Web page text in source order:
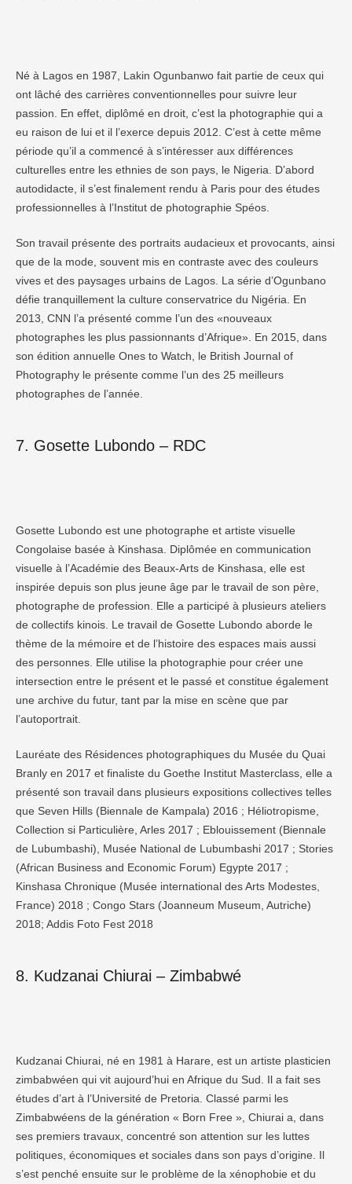
Né à Lagos en 1987, Lakin Ogunbanwo fait partie de ceux qui
ont lâché des carrières conventionnelles pour suivre leur
passion. En effet, diplômé en droit, c’est la photographie qui a
eu raison de lui et il l’exerce depuis 2012. C’est à cette même
période qu’il a commencé à s’intéresser aux différences
culturelles entre les ethnies de son pays, le Nigeria. D’abord
autodidacte, il s’est finalement rendu à Paris pour des études
professionnelles à l’Institut de photographie Spéos.
Son travail présente des portraits audacieux et provocants, ainsi
que de la mode, souvent mis en contraste avec des couleurs
vives et des paysages urbains de Lagos. La série d’Ogunbano
défie tranquillement la culture conservatrice du Nigéria. En
2013, CNN l’a présenté comme l’un des «nouveaux
photographes les plus passionnants d’Afrique». En 2015, dans
son édition annuelle Ones to Watch, le British Journal of
Photography le présente comme l’un des 25 meilleurs
photographes de l’année.
7. Gosette Lubondo – RDC
Gosette Lubondo est une photographe et artiste visuelle
Congolaise basée à Kinshasa. Diplômée en communication
visuelle à l’Académie des Beaux-Arts de Kinshasa, elle est
inspirée depuis son plus jeune âge par le travail de son père,
photographe de profession. Elle a participé à plusieurs ateliers
de collectifs kinois. Le travail de Gosette Lubondo aborde le
thème de la mémoire et de l’histoire des espaces mais aussi
des personnes. Elle utilise la photographie pour créer une
intersection entre le présent et le passé et constitue également
une archive du futur, tant par la mise en scène que par
l’autoportrait.
Lauréate des Résidences photographiques du Musée du Quai
Branly en 2017 et finaliste du Goethe Institut Masterclass, elle a
présenté son travail dans plusieurs expositions collectives telles
que Seven Hills (Biennale de Kampala) 2016 ; Héliotropisme,
Collection si Particulière, Arles 2017 ; Eblouissement (Biennale
de Lubumbashi), Musée National de Lubumbashi 2017 ; Stories
(African Business and Economic Forum) Egypte 2017 ;
Kinshasa Chronique (Musée international des Arts Modestes,
France) 2018 ; Congo Stars (Joanneum Museum, Autriche)
2018; Addis Foto Fest 2018
8. Kudzanai Chiurai – Zimbabwé
Kudzanai Chiurai, né en 1981 à Harare, est un artiste plasticien
zimbabwéen qui vit aujourd’hui en Afrique du Sud. Il a fait ses
études d’art à l’Université de Pretoria. Classé parmi les
Zimbabwéens de la génération « Born Free », Chiurai a, dans
ses premiers travaux, concentré son attention sur les luttes
politiques, économiques et sociales dans son pays d’origine. Il
s’est penché ensuite sur le problème de la xénophobie et du